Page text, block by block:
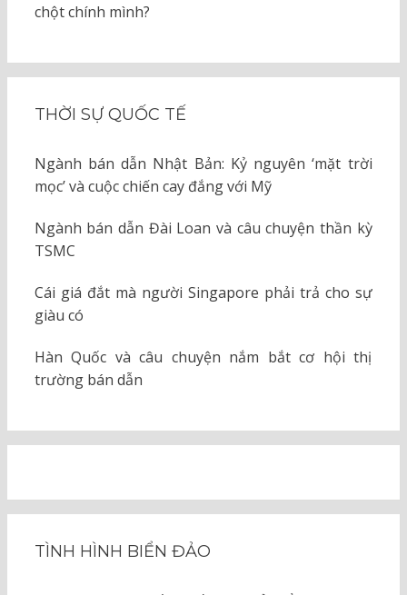
chột chính mình?
THỜI SỰ QUỐC TẾ
Ngành bán dẫn Nhật Bản: Kỷ nguyên ‘mặt trời
mọc’ và cuộc chiến cay đắng với Mỹ
Ngành bán dẫn Đài Loan và câu chuyện thần kỳ
TSMC
Cái giá đắt mà người Singapore phải trả cho sự
giàu có
Hàn Quốc và câu chuyện nắm bắt cơ hội thị
trường bán dẫn
TÌNH HÌNH BIỂN ĐẢO